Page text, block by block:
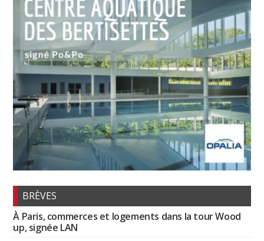
BRÈVES
À Paris, commerces et logements dans la tour Wood
up, signée LAN